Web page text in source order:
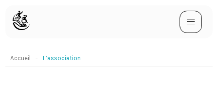
Accueil L’association